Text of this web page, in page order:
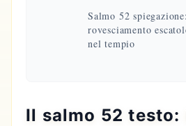
Salmo 52
rovesciamento
nel tempio
Il salmo 52